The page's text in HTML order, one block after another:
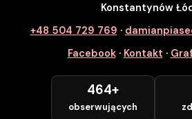
Zapisz się na wybrane
Konstantynów
+48 504 729 769 ·
Facebook· Kontakt ·
464+
obserwujących